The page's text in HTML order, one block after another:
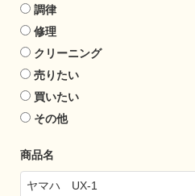
調律
修理
クリーニング
売りたい
買いたい
その他
商品名